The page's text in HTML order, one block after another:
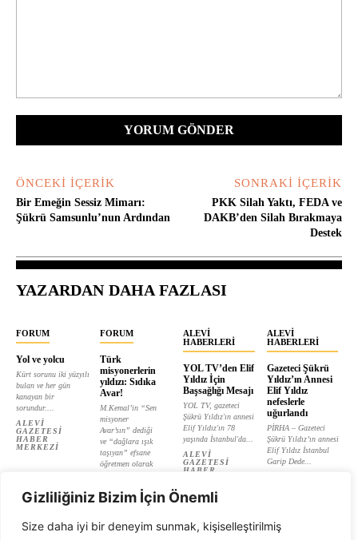
Gizliliğiniz Bizim İçin Önemli
Size daha iyi bir deneyim sunmak, kişiselleştirilmiş
ÖNCEKI İÇERIK
Bir Emeğin Sessiz Mimarı:
Şükrü Samsunlu’nun Ardından
SONRAKI İÇERIK
PKK Silah Yaktı, FEDA ve
DAKB’den Silah Bırakmaya
Destek
YAZARDAN DAHA FAZLASI
FORUM
Yol ve yolcu
Kürt sorunu iki yüzyılı
bulan ve her gün
kanayan bir
sorundur....
ALEVI
GAZETESI
HABER
MERKEZI
FORUM
Türk
misyonerlerin
yıldızı: Sıdıka
Avar!
M.Kemal’in “Sen
misyoner
Avar’sın” dediği
ve “dağlara ışık
taşıyan” efsane
öğretmen olarak
ALEVI
GAZETESI
ALEVI
HABERLERI
YOL TV’den Elif
Yıldız İçin
Başsağlığı Mesajı
YOL TV, gazeteci
Şükrü Yıldız'ın annesi
Elif Yıldız'ın 78
yaşında İstanbul'da...
ALEVI
GAZETESI
HABER
ALEVI
HABERLERI
Gazeteci Şükrü
Yıldız’ın Annesi
Elif Yıldız
nefeslerle
uğurlandı
PİRHA – Gazeteci
Şükrü Yıldız’ın annesi
Elif Yıldız İstanbul
Garip Dede...